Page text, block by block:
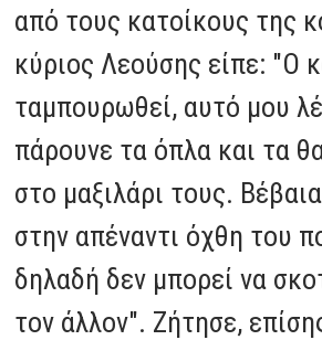
από τους κατοίκους της
κύριος Λεούσης είπε: "Ο
ταμπουρωθεί, αυτό μου
πάρουνε τα όπλα και τα
στο μαξιλάρι τους.
στην απέναντι όχθη του
δηλαδή δεν μπορεί να
τον άλλον". Ζήτησε,